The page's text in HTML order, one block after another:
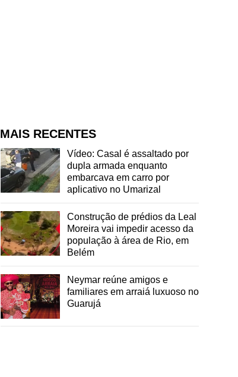
MAIS RECENTES
Vídeo: Casal é assaltado por
dupla armada enquanto
embarcava em carro por
aplicativo no Umarizal
Construção de prédios da Leal
Moreira vai impedir acesso da
população à área de Rio, em
Belém
Neymar reúne amigos e
familiares em arraiá luxuoso no
Guarujá